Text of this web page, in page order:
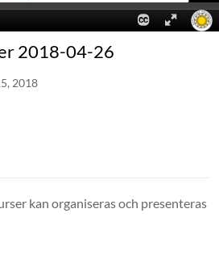
2018-04-26
2018
kan organiseras och presenteras